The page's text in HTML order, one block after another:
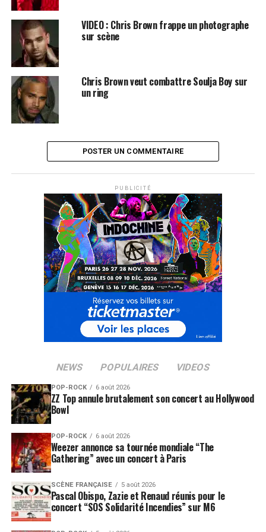
VIDEO : Chris Brown frappe un photographe
sur scène
Chris Brown veut combattre Soulja Boy sur
un ring
POSTER UN COMMENTAIRE
PUBLICITÉ
NEWS POPULAIRES VIDEOS
POP-ROCK 6 août 2026
ZZ Top annule brutalement son concert au Hollywood
Bowl
POP-ROCK 6 août 2026
Weezer annonce sa tournée mondiale “The
Gathering” avec un concert à Paris
SCÈNE FRANÇAISE 5 août 2026
Pascal Obispo, Zazie et Renaud réunis pour le
concert “SOS Solidarité Incendies” sur M6